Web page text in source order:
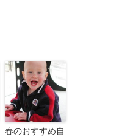
春のおすすめ自